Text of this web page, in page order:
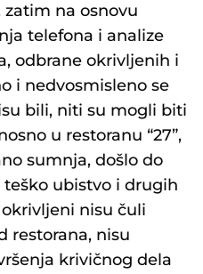
zatim na osnovu
telefona i analize
odbrane okrivljenih i
i nedvosmisleno se
bili, niti su mogli biti
u restoranu “27”,
sumnja, došlo do
ubistvo i drugih
nisu čuli
restorana, nisu
krivičnog dela